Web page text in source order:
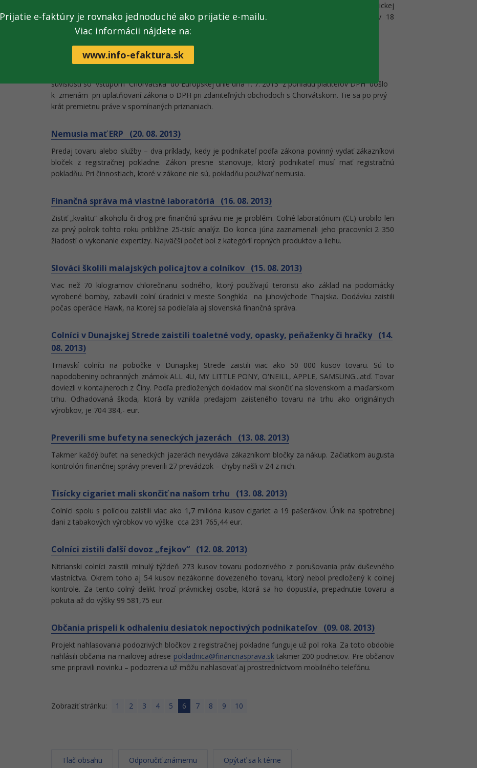
Viac ako polovica reštaurácií a pubov v bratislavskom Starom meste nedodržiava zákon o elektronickej
registračnej pokladni. Včera kontrolóri finančnej správy preverili 33 podnikov – chyby našli v 18
prevádzkach.
Chorvátsko v EU znamená zmeny pre platcov DPH (21. 08. 2013)
súvislosti so vstupom Chorvátska do Európskej únie dňa 1. 7. 2013 z pohľadu platiteľov DPH došlo
k zmenám pri uplatňovaní zákona o DPH pri zdaniteľných obchodoch s Chorvátskom. Tie sa po prvý
krát premietnu práve v spomínaných priznaniach.
Nemusia mať ERP (20. 08. 2013)
Predaj tovaru alebo služby – dva príklady, kedy je podnikateľ podľa zákona povinný vydať zákazníkovi
bloček z registračnej pokladne. Zákon presne stanovuje, ktorý podnikateľ musí mať registračnú
pokladňu. Pri činnostiach, ktoré v zákone nie sú, pokladňu používať nemusia.
Finančná správa má vlastné laboratóriá (16. 08. 2013)
Zistiť „kvalitu“ alkoholu či drog pre finančnú správu nie je problém. Colné laboratórium (CL) urobilo len
za prvý polrok tohto roku približne 25-tisíc analýz. Do konca júna zaznamenali jeho pracovníci 2 350
žiadostí o vykonanie expertízy. Najväčší počet bol z kategórií ropných produktov a liehu.
Slováci školili malajských policajtov a colníkov (15. 08. 2013)
Viac než 70 kilogramov chlorečnanu sodného, ktorý používajú teroristi ako základ na podomácky
vyrobené bomby, zabavili colní úradníci v meste Songhkla na juhovýchode Thajska. Dodávku zaistili
počas operácie Hawk, na ktorej sa podieľala aj slovenská finančná správa.
Colníci v Dunajskej Strede zaistili toaletné vody, opasky, peňaženky či hračky (14.
08. 2013)
Trnavskí colníci na pobočke v Dunajskej Strede zaistili viac ako 50 000 kusov tovaru. Sú to
napodobeniny ochranných známok ALL 4U, MY LITTLE PONY, O'NEILL, APPLE, SAMSUNG...atď. Tovar
doviezli v kontajneroch z Číny. Podľa predložených dokladov mal skončiť na slovenskom a maďarskom
trhu. Odhadovaná škoda, ktorá by vznikla predajom zaisteného tovaru na trhu ako originálnych
výrobkov, je 704 384,- eur.
Preverili sme bufety na seneckých jazerách (13. 08. 2013)
Takmer každý bufet na seneckých jazerách nevydáva zákazníkom bločky za nákup. Začiatkom augusta
kontrolóri finančnej správy preverili 27 prevádzok – chyby našli v 24 z nich.
Tisícky cigariet mali skončiť na našom trhu (13. 08. 2013)
Colníci spolu s políciou zaistili viac ako 1,7 milióna kusov cigariet a 19 pašerákov. Únik na spotrebnej
dani z tabakových výrobkov vo výške cca 231 765,44 eur.
Colníci zistili ďalší dovoz „fejkov“ (12. 08. 2013)
Nitrianski colníci zaistili minulý týždeň 273 kusov tovaru podozrivého z porušovania práv duševného
vlastníctva. Okrem toho aj 54 kusov nezákonne dovezeného tovaru, ktorý nebol predložený k colnej
kontrole. Za tento colný delikt hrozí právnickej osobe, ktorá sa ho dopustila, prepadnutie tovaru a
pokuta až do výšky 99 581,75 eur.
Občania prispeli k odhaleniu desiatok nepoctivých podnikateľov (09. 08. 2013)
Projekt nahlasovania podozrivých bločkov z registračnej pokladne funguje už pol roka. Za toto obdobie
nahlásili občania na mailovej adrese pokladnica@financnasprava.sktakmer 200 podnetov. Pre občanov
sme pripravili novinku – podozrenia už môžu nahlasovať aj prostredníctvom mobilného telefónu.
Zobraziť stránku: 1 2 3 4 5 6 7 8 9 10
Tlač obsahu Odporučiť známemu Opýtať sa k téme
Prijatie e-faktúry je rovnako jednoduché ako prijatie e-mailu.
Viac informácii nájdete na:
www.info-efaktura.sk